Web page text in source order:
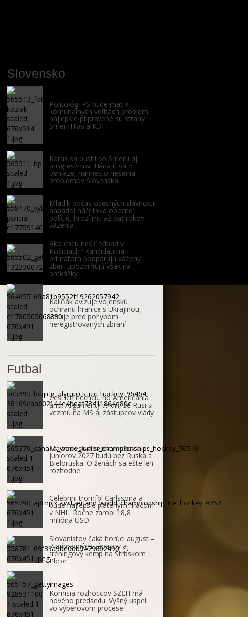
Slovensko
Politológ: PS bude mať v
komunálnych voľbách problém,
najlepšie pripravené sú strany
Smer, Hlas a KDH
Karas sa pustil do Smeru aj
progresívcov. Hádajú sa o
peniaze, namiesto riešenia
problémov Slovenska
Mladík počas obecných slávností
napadol náčelníka obecnej
polície, hrozí mu až päť rokov
väzenia
Ako chcú riešiť odpad v
Košiciach? Kandidáti na
primátora podporujú vážený
zber, upozorňujú však na
prekážky
Kaliňák avizuje vojenskú
ochranu hranice s Ukrajinou,
varuje pred pohybom
neregistrovaných zbraní
Futbal
Česi ich nechcú, no Američania
áno. Argumenty tvrdili, že Rusi si
vezmú na MS aj zástupcov vlády
Majstrovstvá sveta mužov a
juniorov 2027 budú bez Ruska a
Bieloruska. O ženách sa ešte len
rozhodne
Celebrini tromfol Carlssona a
bude najlepšie plateným hráčom
v NHL. Ročne zarobí 18,8
milióna USD
Slovanistov čaká horúci august –
7 prípravných zápasov aj
tréningový kemp na Štrbskom
Plese
Komisia rozhodcov SZĽH má
nového predsedu. Vyšný uspel
vo výberovom procese